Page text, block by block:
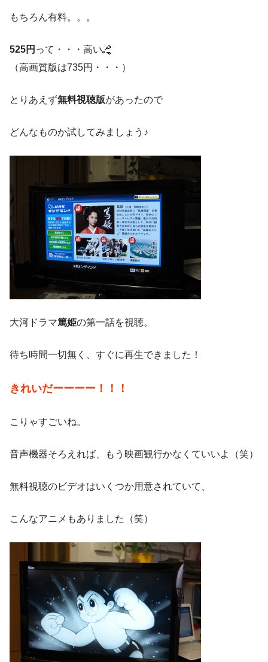
もちろん有料。。。
525円 って・・・高い
（高画質版は735円・・・）
とりあえず無料視聴版があったので
どんなものか試してみましょう♪
大河ドラマ篤姫の第一話を視聴。
待ち時間一切無く、すぐに再生できました！
きれいだーーーー！！！
こりゃすごいね。
音声機器そろえれば、もう映画観行かなくていいよ（笑）
無料視聴のビデオはいくつか用意されていて、
こんなアニメもありました（笑）